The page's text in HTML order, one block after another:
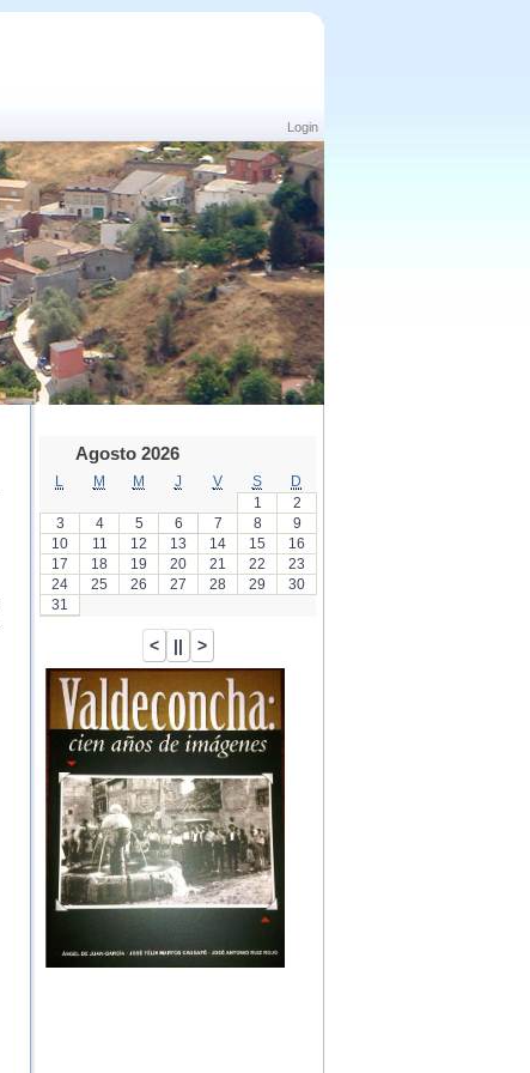
Login
Agosto 2026
M M J V S
D
1
2
3
4 5 6 7 8
9
10
11 12 13 14 15
16
17
18 19 20 21 22
23
24
25 26 27 28 29
30
31